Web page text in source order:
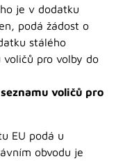
je v dodatku
podá žádost o
stálého
voličů pro volby do
voličů pro
EU podá u
obvodu je